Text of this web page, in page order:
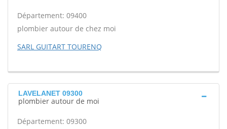
Département: 09400
plombier autour de chez moi
SARL GUITART TOURENQ
LAVELANET 09300
plombier autour de moi
Département: 09300